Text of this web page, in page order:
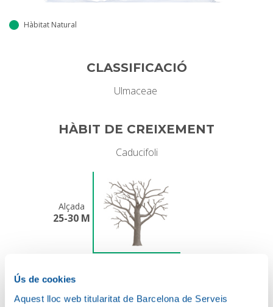
Ús de cookies
Aquest lloc web titularitat de Barcelona de Serveis
Hàbitat Natural
CLASSIFICACIÓ
Ulmaceae
HÀBIT DE CREIXEMENT
Caducifoli
Alçada
25-30 M